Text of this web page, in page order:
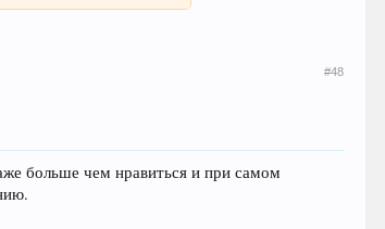
#48
больше чем нравиться и при самом